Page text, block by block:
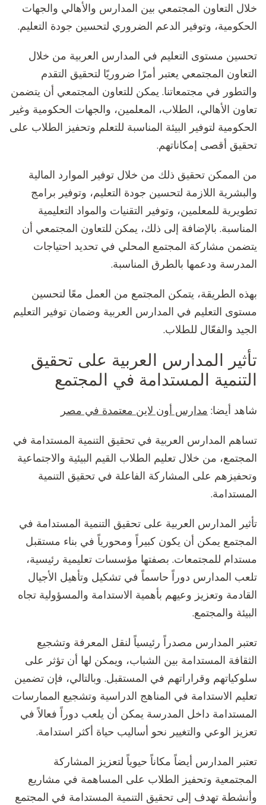
خلال التعاون المجتمعي بين المدارس والأهالي والجهات
الحكومية، وتوفير الدعم الضروري لتحسين جودة التعليم.
تحسين مستوى التعليم في المدارس العربية من خلال
التعاون المجتمعي يعتبر أمرًا ضروريًا لتحقيق التقدم
والتطور في مجتمعاتنا. يمكن للتعاون المجتمعي أن يتضمن
تعاون الأهالي، الطلاب، المعلمين، والجهات الحكومية وغير
الحكومية لتوفير البيئة المناسبة للتعلم وتحفيز الطلاب على
تحقيق أقصى إمكاناتهم.
من الممكن تحقيق ذلك من خلال توفير الموارد المالية
والبشرية اللازمة لتحسين جودة التعليم، وتوفير برامج
تطويرية للمعلمين، وتوفير التقنيات والمواد التعليمية
المناسبة. بالإضافة إلى ذلك، يمكن للتعاون المجتمعي أن
يتضمن مشاركة المجتمع المحلي في تحديد احتياجات
المدرسة ودعمها بالطرق المناسبة.
بهذه الطريقة، يتمكن المجتمع من العمل معًا لتحسين
مستوى التعليم في المدارس العربية وضمان توفير التعليم
الجيد والفعّال للطلاب.
تأثير المدارس العربية على تحقيق
التنمية المستدامة في المجتمع
شاهد أيضا: مدارس أون لاين معتمدة في مصر
تساهم المدارس العربية في تحقيق التنمية المستدامة في
المجتمع، من خلال تعليم الطلاب القيم البيئية والاجتماعية
وتحفيزهم على المشاركة الفاعلة في تحقيق التنمية
المستدامة.
تأثير المدارس العربية على تحقيق التنمية المستدامة في
المجتمع يمكن أن يكون كبيراً ومحورياً في بناء مستقبل
مستدام للمجتمعات. بصفتها مؤسسات تعليمية رئيسية،
تلعب المدارس دوراً حاسماً في تشكيل وتأهيل الأجيال
القادمة وتعزيز وعيهم بأهمية الاستدامة والمسؤولية تجاه
البيئة والمجتمع.
تعتبر المدارس مصدراً رئيسياً لنقل المعرفة وتشجيع
الثقافة المستدامة بين الشباب، ويمكن لها أن تؤثر على
سلوكياتهم وقراراتهم في المستقبل. وبالتالي، فإن تضمين
تعليم الاستدامة في المناهج الدراسية وتشجيع الممارسات
المستدامة داخل المدرسة يمكن أن يلعب دوراً فعالاً في
تعزيز الوعي والتغيير نحو أساليب حياة أكثر استدامة.
تعتبر المدارس أيضاً مكاناً حيوياً لتعزيز المشاركة
المجتمعية وتحفيز الطلاب على المساهمة في مشاريع
وأنشطة تهدف إلى تحقيق التنمية المستدامة في المجتمع